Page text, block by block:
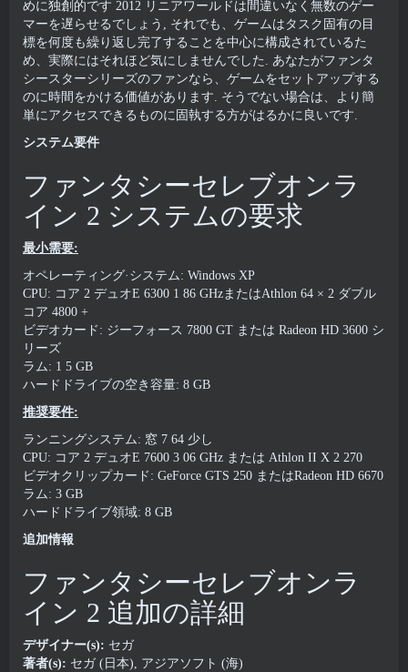
めに独創的です 2012 リニアワールドは間違いなく無数のゲー
マーを遅らせるでしょう, それでも、ゲームはタスク固有の目
標を何度も繰り返し完了することを中心に構成されているた
め、実際にはそれほど気にしませんでした. あなたがファンタ
シースターシリーズのファンなら、ゲームをセットアップする
のに時間をかける価値があります. そうでない場合は、より簡
単にアクセスできるものに固執する方がはるかに良いです.
システム要件
ファンタシーセレブオンラ
イン 2 システムの要求
最小需要:
オペレーティング·システム: Windows XP
CPU: コア 2 デュオE 6300 1 86 GHzまたはAthlon 64 × 2 ダブル
コア 4800 +
ビデオカード: ジーフォース 7800 GT または Radeon HD 3600 シ
リーズ
ラム: 1 5 GB
ハードドライブの空き容量: 8 GB
推奨要件:
ランニングシステム: 窓 7 64 少し
CPU: コア 2 デュオE 7600 3 06 GHz または Athlon II X 2 270
ビデオクリップカード: GeForce GTS 250 またはRadeon HD 6670
ラム: 3 GB
ハードドライブ領域: 8 GB
追加情報
ファンタシーセレブオンラ
イン 2 追加の詳細
デザイナー(s): セガ
著者(s): セガ (日本), アジアソフト (海)